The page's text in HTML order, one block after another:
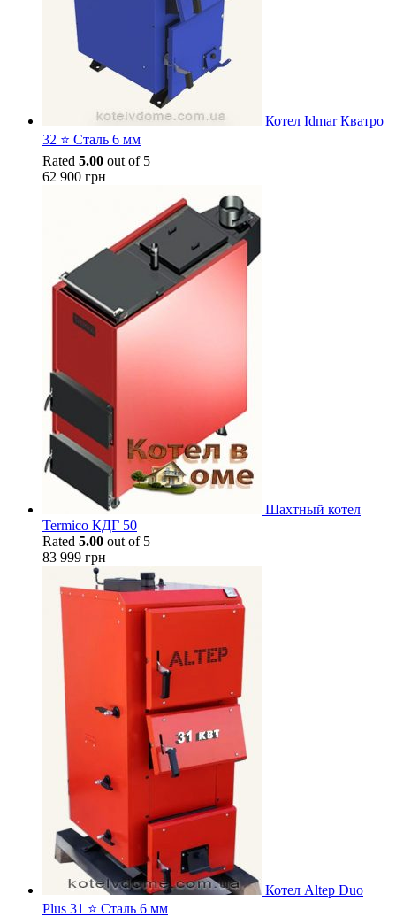
Котел Idmar Кватро
32 ⭐ Сталь 6 мм
Rated 5.00 out of 5
62 900 грн
Шахтный котел
Termico КДГ 50
Rated 5.00 out of 5
83 999 грн
Котел Altep Duo
Plus 31 ⭐ Сталь 6 мм